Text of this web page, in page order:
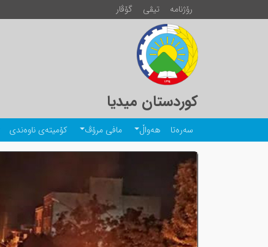
رۆژنامە تیڤی گۆڤار
کوردستان میدیا
سەرەتا هەواڵ مافی مرۆڤ کۆمیتەی ناوەندی